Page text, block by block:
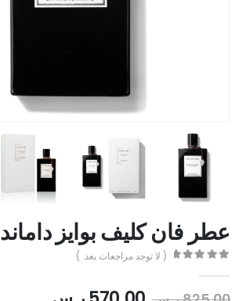
عطر فان كليف بوايز داماند
( لا توجد مراجعات بعد. )